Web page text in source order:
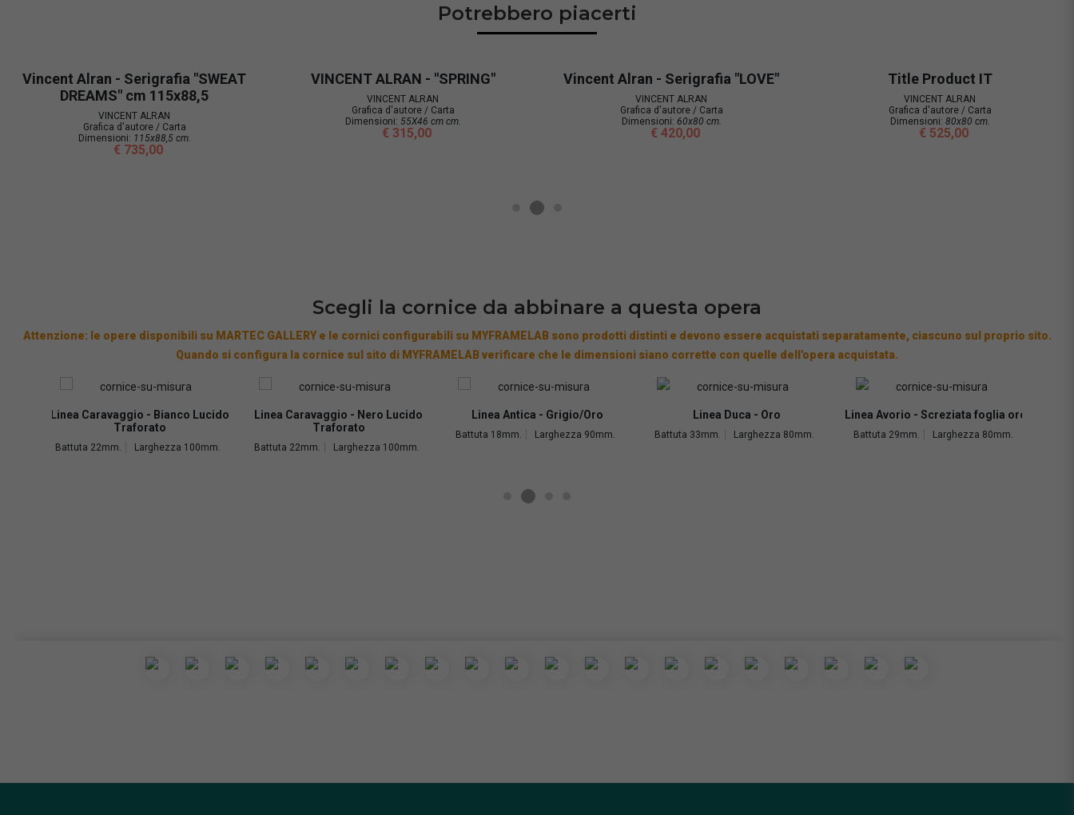
Potrebbero piacerti
ALRAN - "SPRING"
VINCENT ALRAN
55X46 cm cm.
Vincent Alran - Serigrafia "LOVE"
Grafica d'autore / Carta
60x80 cm.
Title Product IT
Grafica d'autore / Carta
Vincent Alran - Serigrafia "BE POP"
Grafica d'autore / Carta
Scegli la cornice da abbinare a questa opera
Attenzione: le opere disponibili su MARTEC GALLERY e le cornici configurabili su MYFRAMELAB sono prodotti distinti e devono essere acquistati separatamente, ciascuno sul proprio sito.
Quando si configura la cornice sul sito di MYFRAMELAB verificare che le dimensioni siano corrette con quelle dell'opera acquistata.